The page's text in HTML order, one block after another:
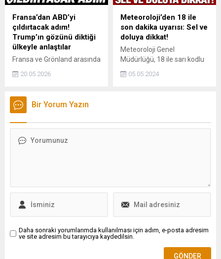
Fransa’dan ABD’yi
çıldırtacak adım!
Trump’ın gözünü diktiği
ülkeyle anlaştılar
Fransa ve Grönland arasında
işbirliğini artırmaya yönelik
bildirildi.
20.05.2026
Meteoroloji’den 18 ile
son dakika uyarısı: Sel ve
doluya dikkat!
Meteoroloji Genel
Müdürlüğü, 18 ile sarı kodlu
baskını, yıldırım, yerel dolu
05.05.2024
Bir Yorum Yazın
Daha sonraki yorumlarımda kullanılması için adım, e-posta adresim
ve site adresim bu tarayıcıya kaydedilsin.